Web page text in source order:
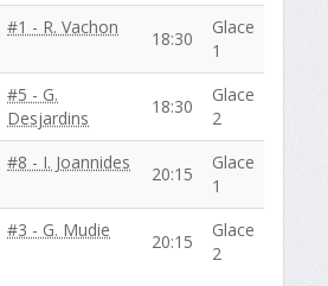
#1 - R. Vachon
18:30
Glace
1
#5 - G.
Desjardins
18:30
Glace
2
#8 - I. Joannides
20:15
Glace
1
#3 - G. Mudie
20:15
Glace
2